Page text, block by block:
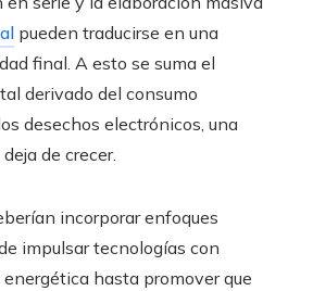
pueden traducirse en una
final. A esto se suma el
derivado del consumo
desechos electrónicos, una
de crecer.
incorporar enfoques
impulsar tecnologías con
hasta promover que